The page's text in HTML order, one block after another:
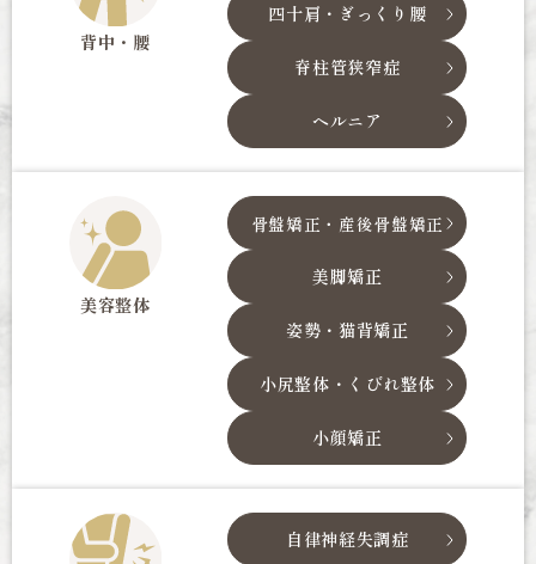
背中・腰
四十肩・ぎっくり腰
脊柱管狭窄症
ヘルニア
美容整体
骨盤矯正・産後骨盤矯正
美脚矯正
姿勢・猫背矯正
小尻整体・くびれ整体
小顔矯正
自律神経失調症